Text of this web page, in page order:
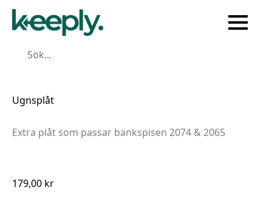
Ugnsplåt
Extra plåt som passar bänkspisen 2074 & 2065
179,00 kr